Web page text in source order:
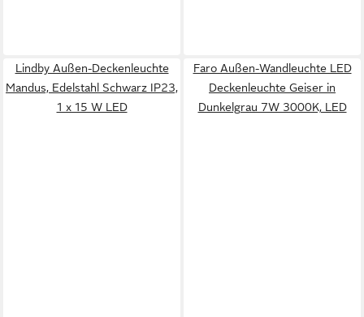
Lindby Außen-Deckenleuchte
Mandus, Edelstahl Schwarz IP23,
1 x 15 W LED
Faro Außen-Wandleuchte LED
Deckenleuchte Geiser in
Dunkelgrau 7W 3000K, LED